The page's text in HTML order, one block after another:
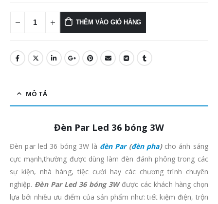
THÊM VÀO GIỎ HÀNG
MÔ TẢ
Đèn Par Led 36 bóng 3W
Đèn par led 36 bóng 3W là đèn Par(đèn pha)cho ánh sáng
cực mạnh,thường được dùng làm đèn đánh phông trong các
sự kiện, nhà hàng, tiệc cưới hay các chương trình chuyên
nghiệp. Đèn Par Led 36 bóng 3Wđược các khách hàng chọn
lựa bởi nhiều ưu điểm của sản phẩm như: tiết kiệm điện, trộn